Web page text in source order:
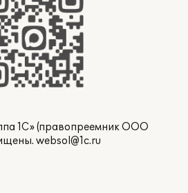
1С» (правопреемник ООО
websol@1c.ru